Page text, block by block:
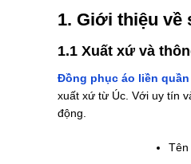
1. Giới thiệu về
1.1 Xuất xứ và
Đồng phục áo liền quần
xuất xứ từ Úc. Với uy tín
động.
Tên